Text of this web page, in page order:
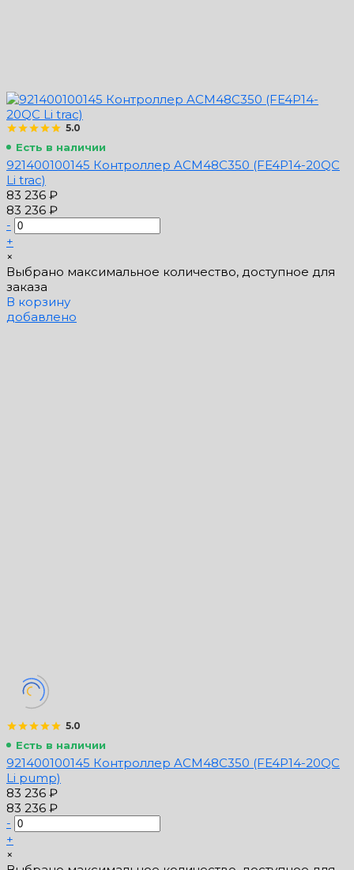
5.0
Есть в наличии
921400100145 Контроллер ACM48C350 (FE4P14-20QC
Li trac)
83 236 ₽
83 236 ₽
-
+
×
Выбрано максимальное количество, доступное для
заказа
В корзину
добавлено
5.0
Есть в наличии
921400100145 Контроллер ACM48C350 (FE4P14-20QC
Li pump)
83 236 ₽
83 236 ₽
-
+
×